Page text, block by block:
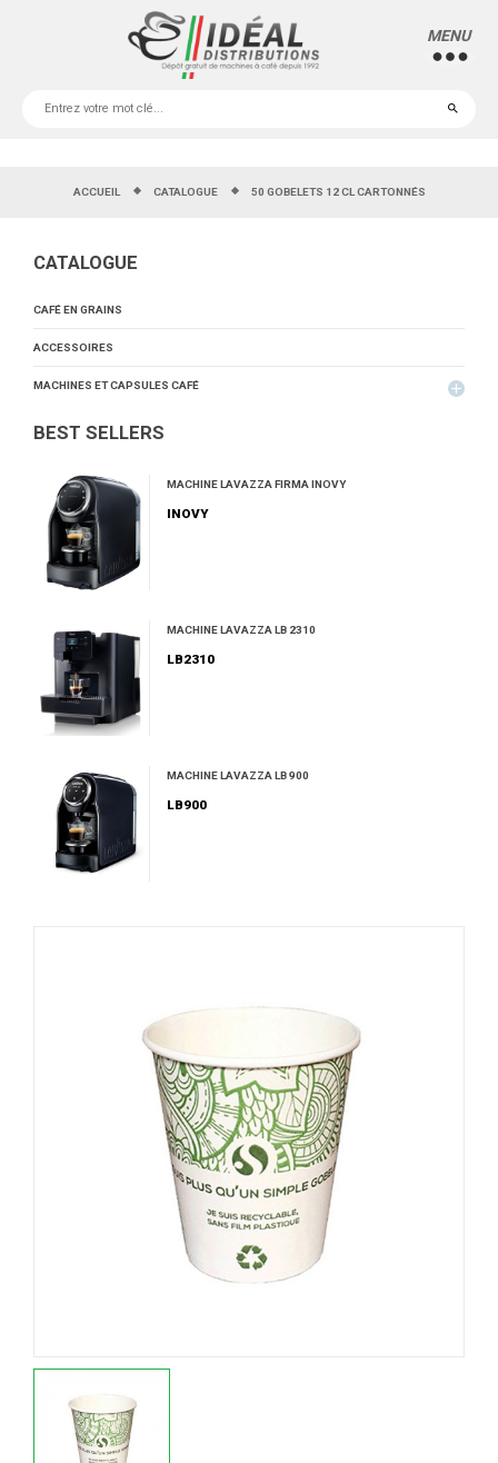
MENU
more_horiz
ACCUEIL CATALOGUE 50 GOBELETS 12 CL CARTONNÉS
CATALOGUE
CAFÉ EN GRAINS
ACCESSOIRES
MACHINES ET CAPSULES CAFÉ add
BEST SELLERS
MACHINE LAVAZZA FIRMA INOVY
INOVY
MACHINE LAVAZZA LB 2310
LB2310
MACHINE LAVAZZA LB 900
LB900